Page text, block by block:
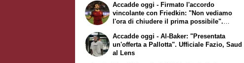
Accadde oggi - Firmato l'accordo
vincolante con Friedkin: "Non vediamo
l'ora di chiudere il prima possibile".
Accadde oggi - Al-Baker: "Presentata
un'offerta a Pallotta". Ufficiale Fazio, Saud
al Lens